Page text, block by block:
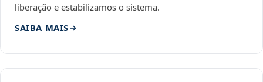
liberação e estabilizamos o sistema.
SAIBA MAIS